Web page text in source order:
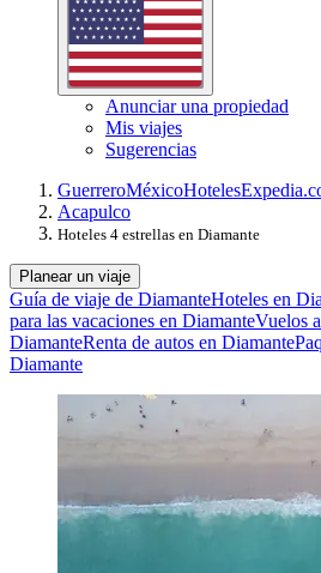
Anunciar una propiedad
Mis viajes
Sugerencias
GuerreroMéxicoHoteles
Acapulco
Hoteles 4 estrellas en Diamante
Planear un viaje
Guía de viaje de DiamanteHoteles en
para las vacaciones en DiamanteVuelos
DiamanteRenta de autos en Diamante
Diamante